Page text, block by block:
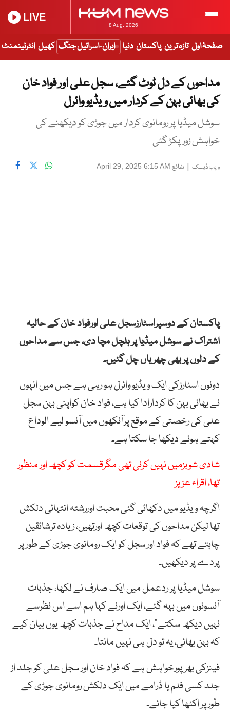
8 Aug, 2026
LIVE
صفحۂ اول تازہ ترین پاکستان دنیا ایران-اسرائیل جنگ کھیل انٹرٹینمنٹ
مداحوں کے دل ٹوٹ گئے، سجل علی اور فواد خان
کی بھائی بہن کے کردار میں ویڈیو وائرل
سوشل میڈیا پر رومانوی کردار میں جوڑی کو دیکھنے کی
خواہش زور پکڑ گئی
ویب ڈیسک | شائع April 29, 2025 6:15 AM
پاکستان کے دوسپراسٹارزسجل علی اورفواد خان کے حالیہ
اشتراک نے سوشل میڈیا پر ہلچل مچا دی، جس سے مداحوں
کے دلوں پر بھی چھریاں چل گئیں۔
دونوں اسٹارزکی ایک ویڈیو وائرل ہو رہی ہے جس میں انہوں
نے بھائی بہن کا کردارادا کیا ہے، فواد خان کواپنی بہن سجل
علی کی رخصتی کے موقع پرآنکھوں میں آنسو لیے الوداع
کہتے ہوئے دیکھا جا سکتا ہے۔
شادی شوبزمیں نہیں کرنی تھی مگرقسمت کو کچھ اور منظور
تھا، اقراء عزیز
اگرچہ ویڈیو میں دکھائی گئی محبت اوررشتہ انتہائی دلکش
تھا لیکن مداحوں کی توقعات کچھ اورتھیں، زیادہ ترشائقین
چاہتے تھے کہ فواد اور سجل کو ایک رومانوی جوڑی کے طور پر
پردے پر دیکھیں۔
سوشل میڈیا پر ردعمل میں ایک صارف نے لکھا، جذبات
آنسوئوں میں بہہ گئے، ایک اورنے کہا ہم اسے اس نظرسے
نہیں دیکھ سکتے”، ایک مداح نے جذبات کچھ یوں بیان کیے
کہ بہن بھائی، یہ تو دل ہی نہیں مانتا۔
فینزکی بھرپورخواہش ہے کہ فواد خان اور سجل علی کو جلد از
جلد کسی فلم یا ڈرامے میں ایک دلکش رومانوی جوڑی کے
طور پر اکٹھا کیا جائے۔